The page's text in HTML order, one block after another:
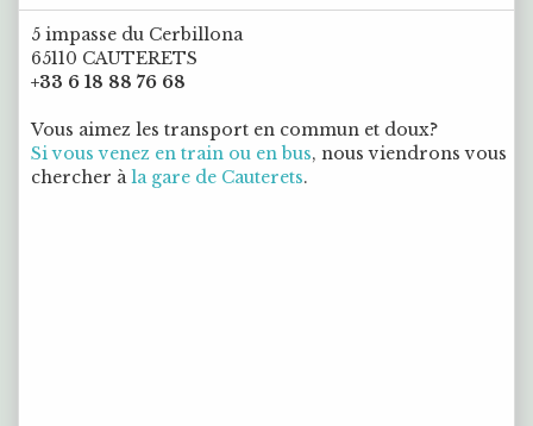
5 impasse du Cerbillona
65110 CAUTERETS
+33 6 18 88 76 68
Vous aimez les transport en commun et doux?
Si vous venez en train ou en bus, nous viendrons vous
chercher àla gare de Cauterets.